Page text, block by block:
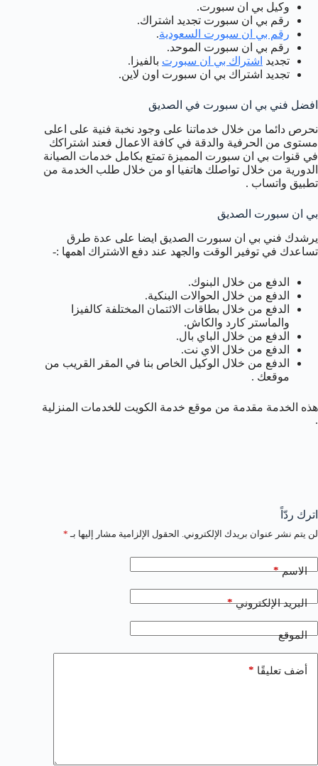
وكيل بي ان سبورت.
رقم بي ان سبورت تجديد اشتراك.
رقم بي ان سبورت السعودية.
رقم بي ان سبورت الموحد.
تجديد اشتراك بي ان سبورت بالفيزا.
تجديد اشتراك بي ان سبورت اون لاين.
افضل فني بي ان سبورت في الصديق
نحرص دائما من خلال خدماتنا على وجود نخبة فنية على اعلى
مستوى من الحرفية والدقة في كافة الاعمال فعند اشتراكك
في قنوات بي ان سبورت المميزة تمتع بكامل خدمات الصيانة
الدورية من خلال تواصلك هاتفيا او من خلال طلب الخدمة من
تطبيق واتساب .
بي ان سبورت الصديق
يرشدك فني بي ان سبورت الصديق ايضا على عدة طرق
تساعدك في توفير الوقت والجهد عند دفع الاشتراك اهمها :-
الدفع من خلال البنوك.
الدفع من خلال الحوالات البنكية.
الدفع من خلال بطاقات الائتمان المختلفة كالفيزا
والماستر كارد والكاش.
الدفع من خلال الباي بال.
الدفع من خلال الاي نت.
الدفع من خلال الوكيل الخاص بنا في المقر القريب من
موقعك .
هذه الخدمة مقدمة من موقع خدمة الكويت للخدمات المنزلية
.
اترك ردّاً
لن يتم نشر عنوان بريدك الإلكتروني. الحقول الإلزامية مشار إليها بـ *
الاسم*
البريد الإلكتروني*
الموقع
أضف تعليقًا *